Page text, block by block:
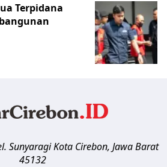
Terpidana
SunyaragiKota Cirebon, Jawa Barat
45132